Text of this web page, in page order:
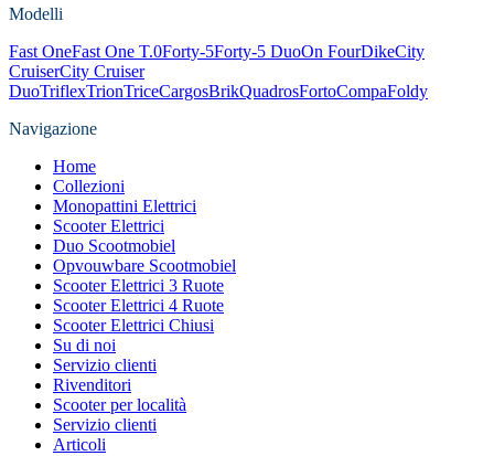
Modelli
Fast OneFast One T.0Forty-5Forty-5 DuoOn FourDikeCity
CruiserCity Cruiser
DuoTriflexTrionTriceCargosBrikQuadrosFortoCompaFoldy
Navigazione
Home
Collezioni
Monopattini Elettrici
Scooter Elettrici
Duo Scootmobiel
Opvouwbare Scootmobiel
Scooter Elettrici 3 Ruote
Scooter Elettrici 4 Ruote
Scooter Elettrici Chiusi
Su di noi
Servizio clienti
Rivenditori
Scooter per località
Servizio clienti
Articoli